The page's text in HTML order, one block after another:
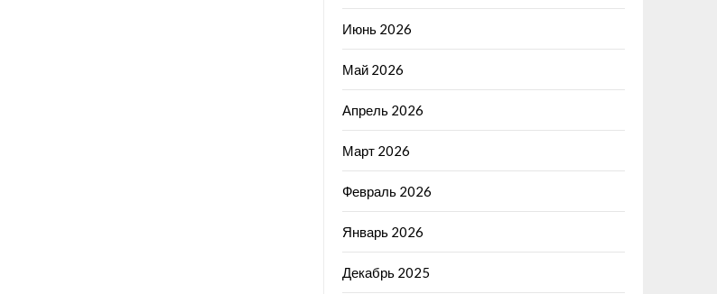
Июнь 2026
Май 2026
Апрель 2026
Март 2026
Февраль 2026
Январь 2026
Декабрь 2025